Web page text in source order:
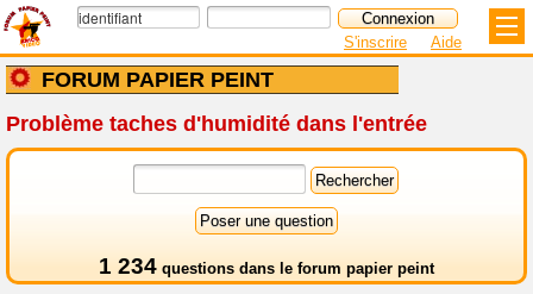
FORUM PAPIER PEINT
S'inscrire Aide
Problème taches d'humidité dans l'entrée
1 234 questions dans le forum papier peint